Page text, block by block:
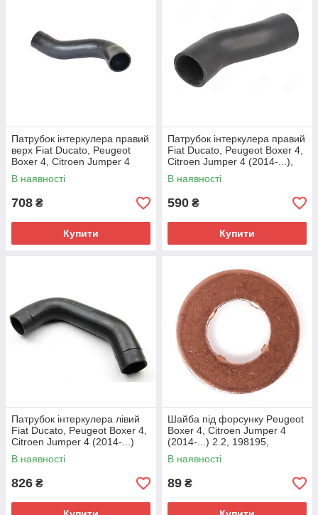
Патрубок інтеркулера правий
верх Fiat Ducato, Peugeot
Boxer 4, Citroen Jumper 4
(2014-...) 2.2, 0382KA
В наявності
708 ₴
Купити
Патрубок інтеркулера правий
Fiat Ducato, Peugeot Boxer 4,
Citroen Jumper 4 (2014-...),
0382LK
В наявності
590 ₴
Купити
Патрубок інтеркулера лівий
Fiat Ducato, Peugeot Boxer 4,
Citroen Jumper 4 (2014-...)
2.2, 0382LJ
В наявності
826 ₴
Шайба під форсунку Peugeot
Boxer 4, Citroen Jumper 4
(2014-...) 2.2, 198195,
9801621780
В наявності
89 ₴